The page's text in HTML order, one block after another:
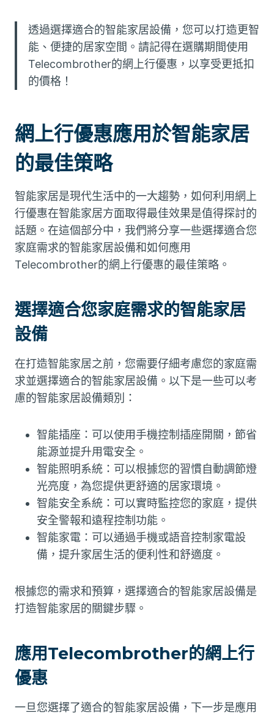
透過選擇適合的智能家居設備，您可以打造更智
能、便捷的居家空間。請記得在選購期間使用
Telecombrother的網上行優惠，以享受更抵扣
的價格！
網上行優惠應用於智能家居
的最佳策略
智能家居是現代生活中的一大趨勢，如何利用網上
行優惠在智能家居方面取得最佳效果是值得探討的
話題。在這個部分中，我們將分享一些選擇適合您
家庭需求的智能家居設備和如何應用
Telecombrother的網上行優惠的最佳策略。
選擇適合您家庭需求的智能家居
設備
在打造智能家居之前，您需要仔細考慮您的家庭需
求並選擇適合的智能家居設備。以下是一些可以考
慮的智能家居設備類別：
智能插座：可以使用手機控制插座開關，節省
能源並提升用電安全。
智能照明系統：可以根據您的習慣自動調節燈
光亮度，為您提供更舒適的居家環境。
智能安全系統：可以實時監控您的家庭，提供
安全警報和遠程控制功能。
智能家電：可以通過手機或語音控制家電設
備，提升家居生活的便利性和舒適度。
根據您的需求和預算，選擇適合的智能家居設備是
打造智能家居的關鍵步驟。
應用Telecombrother的網上行
優惠
一旦您選擇了適合的智能家居設備，下一步是應用